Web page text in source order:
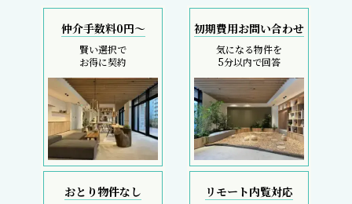
仲介手数料0円～
賢い選択で
お得に契約
初期費用お問い合わせ
気になる物件を
5分以内で回答
おとり物件なし リモート内覧対応